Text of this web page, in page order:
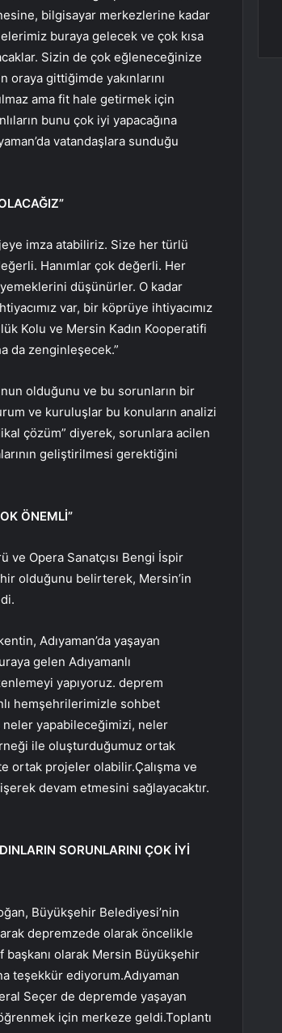
bilgisayar merkezlerine kadar
buraya gelecek ve çok kısa
Sizin de çok eğleneceğinize
oraya gittiğimde yakınlarını
ama fit hale getirmek için
bunu çok iyi yapacağına
vatandaşlara sunduğu
imza atabiliriz. Size her türlü
Hanımlar çok değerli. Her
yemeklerini düşünürler. O kadar
var, bir köprüye ihtiyacımız
Kolu ve Mersin Kadın Kooperatifi
da zenginleşecek.”
olduğunu ve bu sorunların bir
ve kuruluşlar bu konuların analizi
çözüm” diyerek, sorunlara acilen
geliştirilmesi gerektiğini
ÖNEMLİ”
Opera Sanatçısı Bengi İspir
olduğunu belirterek, Mersin’in
Adıyaman’da yaşayan
gelen Adıyamanlı
yapıyoruz. deprem
hemşehrilerimizle sohbet
neler yapabileceğimizi, neler
ile oluşturduğumuz ortak
ortak projeler olabilir.Çalışma ve
devam etmesini sağlayacaktır.
SORUNLARINI ÇOK İYİ
Büyükşehir Belediyesi’nin
depremzede olarak öncelikle
başkanı olarak Mersin Büyükşehir
teşekkür ediyorum.Adıyaman
Seçer de depremde yaşayan
için merkeze geldi.Toplantı